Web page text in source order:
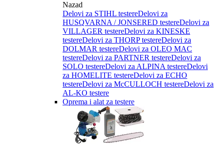
Nazad
Delovi za STIHL testereDelovi za
HUSQVARNA / JONSERED testereDelovi za
VILLAGER testereDelovi za KINESKE
testereDelovi za THORP testereDelovi za
DOLMAR testereDelovi za OLEO MAC
testereDelovi za PARTNER testereDelovi za
SOLO testereDelovi za ALPINA testereDelovi
za HOMELITE testereDelovi za ECHO
testereDelovi za McCULLOCH testereDelovi za
AL-KO testere
Oprema i alat za testere